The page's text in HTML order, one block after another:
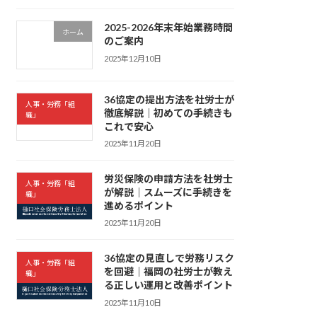
ホーム
2025-2026年末年始業務時間
のご案内
2025年12月10日
人事・労務「組
織」
36協定の提出方法を社労士が
徹底解説｜初めての手続きも
これで安心
2025年11月20日
人事・労務「組
織」
労災保険の申請方法を社労士
が解説｜スムーズに手続きを
進めるポイント
2025年11月20日
人事・労務「組
織」
36協定の見直しで労務リスク
を回避｜福岡の社労士が教え
る正しい運用と改善ポイント
2025年11月10日